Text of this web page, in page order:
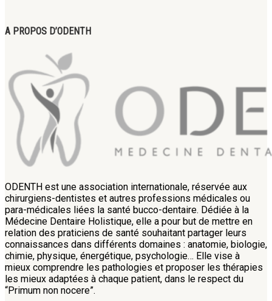
A PROPOS D’ODENTH
ODENTH est une association internationale, réservée aux
chirurgiens-dentistes et autres professions médicales ou
para-médicales liées la santé bucco-dentaire. Dédiée à la
Médecine Dentaire Holistique, elle a pour but de mettre en
relation des praticiens de santé souhaitant partager leurs
connaissances dans différents domaines : anatomie, biologie,
chimie, physique, énergétique, psychologie… Elle vise à
mieux comprendre les pathologies et proposer les thérapies
les mieux adaptées à chaque patient, dans le respect du
“Primum non nocere”.